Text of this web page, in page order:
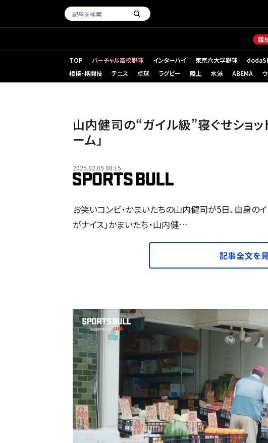
競
TOP バーチャル高校野球 インターハイ 東京六大学野球 （新し
相撲・格闘技
テニス 卓球 ラグビー 陸上 水泳 ABEMA
山内健司の“ガイル級”寝ぐせショッ
ーム」
2025.02.05 08:15
お笑いコンビ・かまいたちの山内健司が5日、自身のイ
がナイス」かまいたち・山内健…
記事全文を